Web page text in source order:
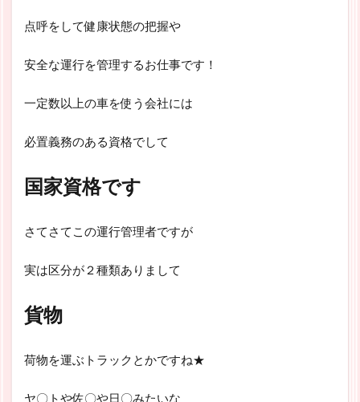
点呼をして健康状態の把握や
安全な運行を管理するお仕事です！
一定数以上の車を使う会社には
必置義務のある資格でして
国家資格です
さてさてこの運行管理者ですが
実は区分が２種類ありまして
貨物
荷物を運ぶトラックとかですね★
ヤ〇トや佐〇や日〇みたいな